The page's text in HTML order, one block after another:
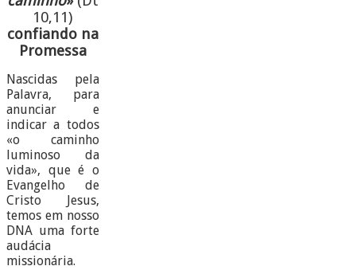
10,11)
confiando na
Promessa
Nascidas pela
Palavra, para
anunciar e
indicar a todos
«o caminho
luminoso da
vida», que é o
Evangelho de
Cristo Jesus,
temos em nosso
DNA uma forte
audácia
missionária.